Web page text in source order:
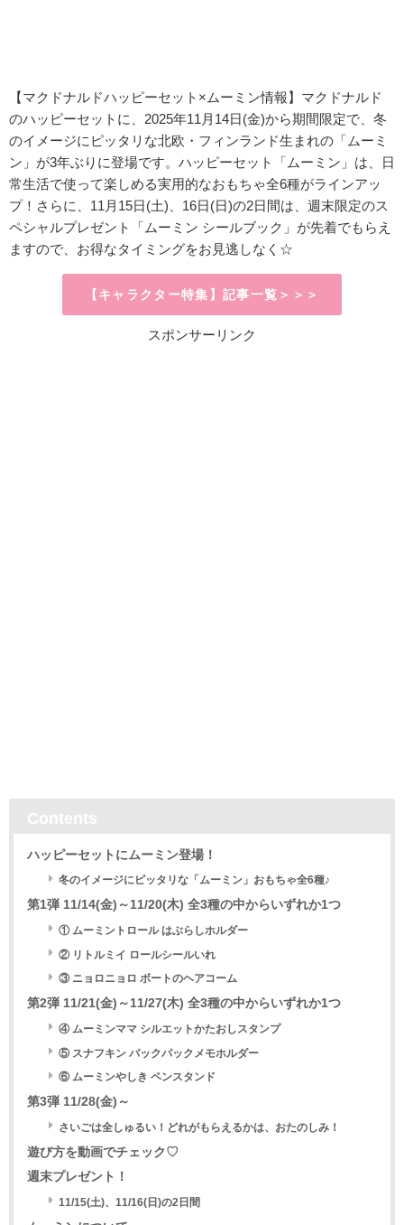
【マクドナルドハッピーセット×ムーミン情報】マクドナルド
のハッピーセットに、 2025年11月14日(金)から期間限定で、 冬
のイメージにピッタリな北欧・フィンランド生まれの「ムーミ
ン」が3年ぶりに登場です。ハッピーセット「ムーミン」は、日
常生活で使って楽しめる実用的なおもちゃ全6種がラインアッ
プ！さらに、11月15日(土)、16日(日)の2日間は、週末限定のス
ペシャルプレゼント「ムーミン シールブック」が先着でもらえ
ますので、お得なタイミングをお見逃しなく☆
【キャラクター特集】記事一覧＞＞＞
スポンサーリンク
ハッピーセットにムーミン登場！
冬のイメージにピッタリな「ムーミン」おもちゃ全6種♪
第1弾 11/14(金)～11/20(木) 全3種の中からいずれか1つ
① ムーミントロール はぶらしホルダー
② リトルミイ ロールシールいれ
③ ニョロニョロ ボートのヘアコーム
第2弾 11/21(金)～11/27(木) 全3種の中からいずれか1つ
④ ムーミンママ シルエットかたおしスタンプ
⑤ スナフキン バックパックメモホルダー
⑥ ムーミンやしき ペンスタンド
第3弾 11/28(金)～
さいごは全しゅるい！どれがもらえるかは、おたのしみ！
遊び方を動画でチェック♡
週末プレゼント！
11/15(土)、11/16(日)の2日間